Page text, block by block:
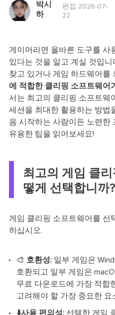
박시
하
편집 2026-07-
22
게이머라면 올바른 도구를 사
있다는 것을 알고 계실 것입
찾고 있거나 게임 하드웨어를
에 적합한 클리핑 소프트웨어
서는 최고의 클리핑 소프트웨
세션을 최대한 활용하는 방법
음 시작하는 사람이든 노련한
유용한 팁을 읽어보세요!
최고의 게임 클
떻게 선택합니까?
게임 클리핑 소프트웨어를 선
하십시오.
🎨 호환성:일부 게임은
호환되고 일부 게임은
무료 다운로드에 가장 적합
고려해야 할 가장 중요한 요
⬇️사용 편의성:선택한 게임